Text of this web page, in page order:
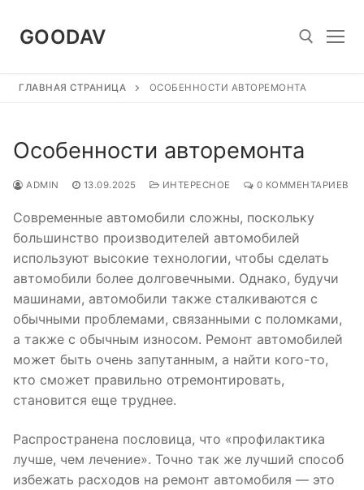
содержимому
GOODAV
ГЛАВНАЯ СТРАНИЦА ОСОБЕННОСТИ АВТОРЕМОНТА
Особенности авторемонта
ADMIN 13.09.2025 ИНТЕРЕСНОЕ 0 КОММЕНТАРИЕВ
Современные автомобили сложны, поскольку
большинство производителей автомобилей
используют высокие технологии, чтобы сделать
автомобили более долговечными. Однако, будучи
машинами, автомобили также сталкиваются с
обычными проблемами, связанными с поломками,
а также с обычным износом. Ремонт автомобилей
может быть очень запутанным, а найти кого-то,
кто сможет правильно отремонтировать,
становится еще труднее.
Распространена пословица, что «профилактика
лучше, чем лечение». Точно так же лучший способ
избежать расходов на ремонт автомобиля — это